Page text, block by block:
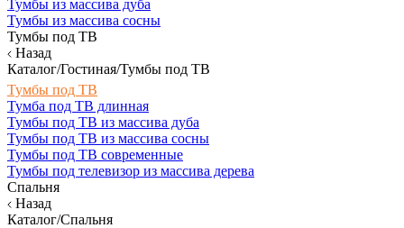
Тумбы из массива дуба
Тумбы из массива сосны
Тумбы под ТВ
Назад
Каталог/Гостиная/Тумбы под ТВ
Тумбы под ТВ
Тумба под ТВ длинная
Тумбы под ТВ из массива дуба
Тумбы под ТВ из массива сосны
Тумбы под ТВ современные
Тумбы под телевизор из массива дерева
Спальня
Назад
Каталог/Спальня